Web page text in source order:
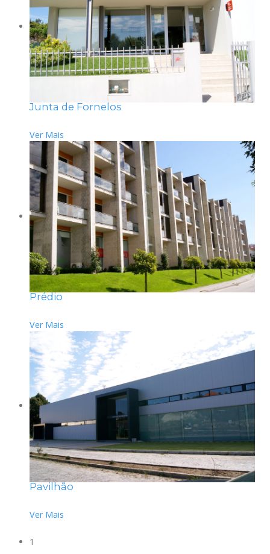
Junta de Fornelos
Ver Mais
Prédio
Ver Mais
Pavilhão
Ver Mais
1